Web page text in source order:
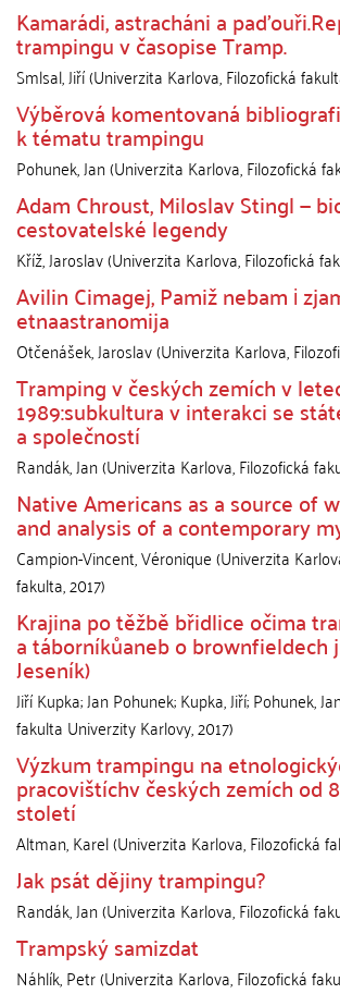
Kamarádi, astracháni a
trampingu v časopise Tramp.
Smlsal, Jiří(Univerzita Karlova, Filozofická
Výběrová komentovaná
k tématu trampingu
Pohunek, Jan(Univerzita Karlova, Filozofická
Adam Chroust, Miloslav Stingl —
cestovatelské legendy
Kříž, Jaroslav(Univerzita Karlova, Filozofická
Avilin Cimagej, Pamiž nebam і
etnaastranomija
Otčenášek, Jaroslav(Univerzita Karlova,
Tramping v českých zemích v
1989:subkultura v interakci se
a společností
Randák, Jan(Univerzita Karlova, Filozofická
Native Americans as a source of
and analysis of a contemporary
Campion-Vincent, Véronique(Univerzita
fakulta,2017)
Krajina po těžbě břidlice očima
a táborníkůaneb o brownfieldech
Jeseník)
Jiří Kupka; Jan Pohunek; Kupka, Jiří; Pohunek,
fakulta Univerzity Karlovy,2017)
Výzkum trampingu na
pracovištíchv českých zemích od
století
Altman, Karel(Univerzita Karlova, Filozofická
Jak psát dějiny trampingu?
Randák, Jan(Univerzita Karlova, Filozofická
Trampský samizdat
Náhlík, Petr(Univerzita Karlova, Filozofická